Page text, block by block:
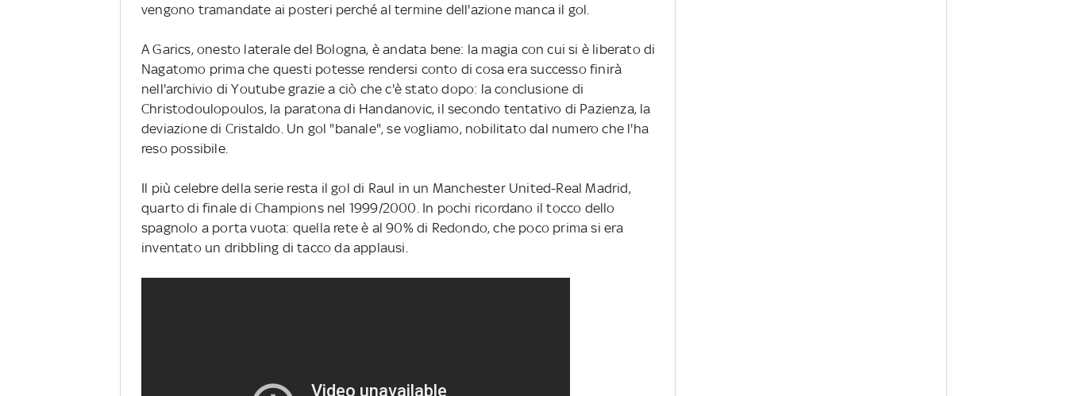
vengono tramandate ai posteri perché al termine dell'azione manca il gol.
A Garics, onesto laterale del Bologna, è andata bene: la magia con cui si è liberato di
Nagatomo prima che questi potesse rendersi conto di cosa era successo finirà
nell'archivio di Youtube grazie a ciò che c'è stato dopo: la conclusione di
Christodoulopoulos, la paratona di Handanovic, il secondo tentativo di Pazienza, la
deviazione di Cristaldo. Un gol "banale", se vogliamo, nobilitato dal numero che l'ha
reso possibile.
Il più celebre della serie resta il gol di Raul in un Manchester United-Real Madrid,
quarto di finale di Champions nel 1999/2000. In pochi ricordano il tocco dello
spagnolo a porta vuota: quella rete è al 90% di Redondo, che poco prima si era
inventato un dribbling di tacco da applausi.